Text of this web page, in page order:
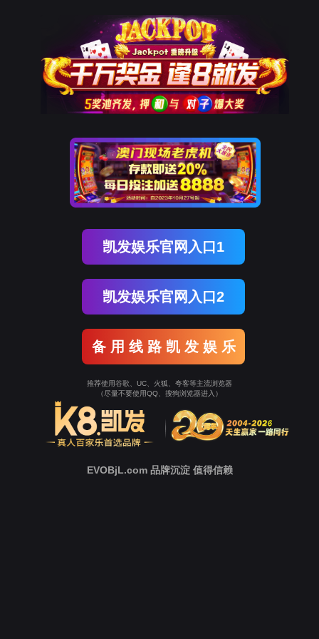
栏目不存在！
页面自动跳转等待时间：3秒
返回Ezpay 立即跳转